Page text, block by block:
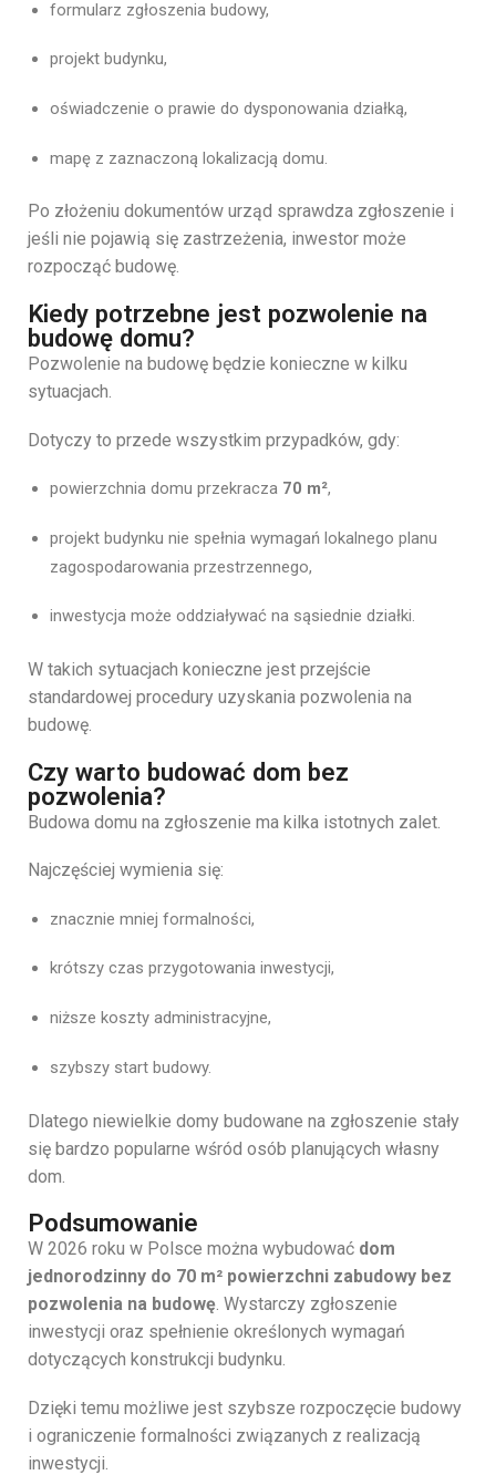
formularz zgłoszenia budowy,
projekt budynku,
oświadczenie o prawie do dysponowania działką,
mapę z zaznaczoną lokalizacją domu.
Po złożeniu dokumentów urząd sprawdza zgłoszenie i
jeśli nie pojawią się zastrzeżenia, inwestor może
rozpocząć budowę.
Kiedy potrzebne jest pozwolenie na
budowę domu?
Pozwolenie na budowę będzie konieczne w kilku
sytuacjach.
Dotyczy to przede wszystkim przypadków, gdy:
powierzchnia domu przekracza 70 m²,
projekt budynku nie spełnia wymagań lokalnego planu
zagospodarowania przestrzennego,
inwestycja może oddziaływać na sąsiednie działki.
W takich sytuacjach konieczne jest przejście
standardowej procedury uzyskania pozwolenia na
budowę.
Czy warto budować dom bez
pozwolenia?
Budowa domu na zgłoszenie ma kilka istotnych zalet.
Najczęściej wymienia się:
znacznie mniej formalności,
krótszy czas przygotowania inwestycji,
niższe koszty administracyjne,
szybszy start budowy.
Dlatego niewielkie domy budowane na zgłoszenie stały
się bardzo popularne wśród osób planujących własny
dom.
Podsumowanie
W 2026 roku w Polsce można wybudować dom
jednorodzinny do 70 m² powierzchni zabudowy bez
pozwolenia na budowę. Wystarczy zgłoszenie
inwestycji oraz spełnienie określonych wymagań
dotyczących konstrukcji budynku.
Dzięki temu możliwe jest szybsze rozpoczęcie budowy
i ograniczenie formalności związanych z realizacją
inwestycji.